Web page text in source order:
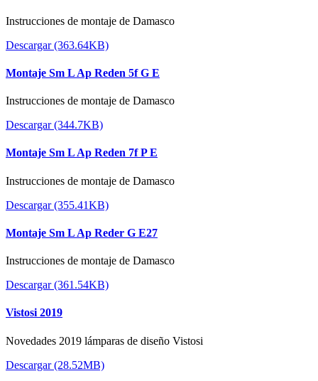
Instrucciones de montaje de Damasco
Descargar (363.64KB)
Montaje Sm L Ap Reden 5f G E
Instrucciones de montaje de Damasco
Descargar (344.7KB)
Montaje Sm L Ap Reden 7f P E
Instrucciones de montaje de Damasco
Descargar (355.41KB)
Montaje Sm L Ap Reder G E27
Instrucciones de montaje de Damasco
Descargar (361.54KB)
Vistosi 2019
Novedades 2019 lámparas de diseño Vistosi
Descargar (28.52MB)